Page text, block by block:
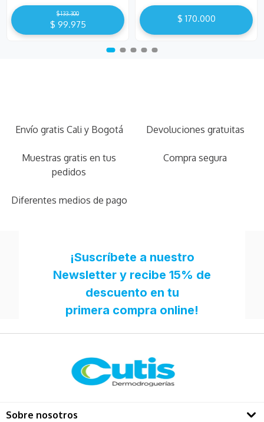
$133.300
$ 99.975
$ 170.000
Envío gratis Cali y Bogotá Devoluciones gratuitas
Muestras gratis en tus
pedidos
Compra segura
Diferentes medios de pago
Sobre nosotros